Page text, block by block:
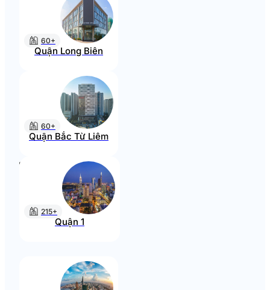
60+
Quận Long Biên
60+
Quận Bắc Từ Liêm
215+
Quận 1